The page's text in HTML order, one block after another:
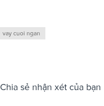
vay cuoi ngan
Chia sẻ nhận xét của bạn